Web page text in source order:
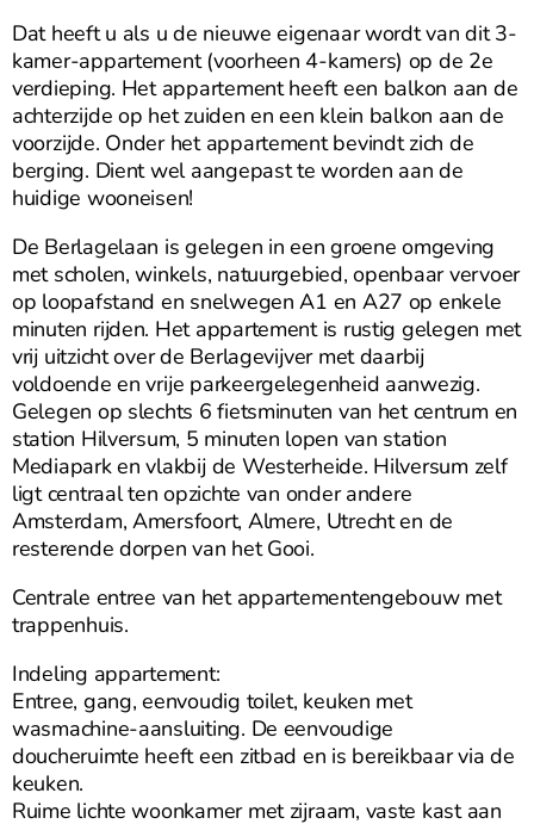
Dat heeft u als u de nieuwe eigenaar wordt van dit 3-
kamer-appartement (voorheen 4-kamers) op de 2e
verdieping. Het appartement heeft een balkon aan de
achterzijde op het zuiden en een klein balkon aan de
voorzijde. Onder het appartement bevindt zich de
berging. Dient wel aangepast te worden aan de
huidige wooneisen!
De Berlagelaan is gelegen in een groene omgeving
met scholen, winkels, natuurgebied, openbaar vervoer
op loopafstand en snelwegen A1 en A27 op enkele
minuten rijden. Het appartement is rustig gelegen met
vrij uitzicht over de Berlagevijver met daarbij
voldoende en vrije parkeergelegenheid aanwezig.
Gelegen op slechts 6 fietsminuten van het centrum en
station Hilversum, 5 minuten lopen van station
Mediapark en vlakbij de Westerheide. Hilversum zelf
ligt centraal ten opzichte van onder andere
Amsterdam, Amersfoort, Almere, Utrecht en de
resterende dorpen van het Gooi.
Centrale entree van het appartementengebouw met
trappenhuis.
Indeling appartement:
Entree, gang, eenvoudig toilet, keuken met
wasmachine-aansluiting. De eenvoudige
doucheruimte heeft een zitbad en is bereikbaar via de
keuken.
Ruime lichte woonkamer met zijraam, vaste kast aan